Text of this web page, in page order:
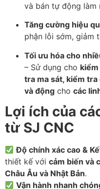
và bán tự động làm
Tăng cường hiệu
phận lỗi sớm, giảm
Tối ưu hóa cho
– Sử dụng cho
tra ma sát, kiểm
và động cho các
Lợi ích của
từ SJ CNC
Độ chính xác cao &
thiết kế với cảm biến và
Châu Âu và Nhật Bản.
Vận hành nhanh